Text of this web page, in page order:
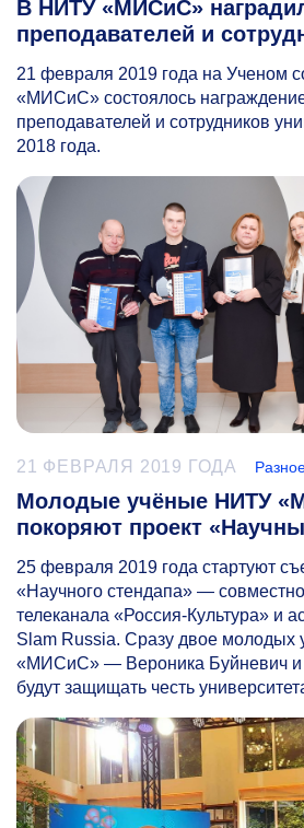
В НИТУ «МИСиС»
преподавателей и
21 февраля 2019 года на Ученом
«МИСиС» состоялось
преподавателей и сотрудников
2018 года.
21 ФЕВРАЛЯ 2019 ГОДА
Молодые учёные НИТУ
покоряют проект
25 февраля 2019 года стартуют
«Научного стендапа» —
телеканала «Россия-Культура» и
Slam Russia. Сразу двое
«МИСиС» — Вероника Буйневич
будут защищать честь